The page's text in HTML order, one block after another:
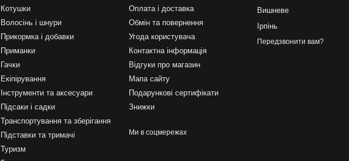
Котушки
Волосінь і шнури
Прикормка і добавки
Приманки
Гачки
Екіпірування
Інструменти та аксесуари
Підсаки і садки
Транспортування та зберігання
Підставки та тримачі
Туризм
Оплата і доставка
Обмін та повернення
Угода користувача
Контактна інформація
Відгуки про магазин
Мапа сайту
Подарункові сертифікати
Знижки
Ми в соцмережах
Вишневе
Ірпінь
Передзвонити вам?